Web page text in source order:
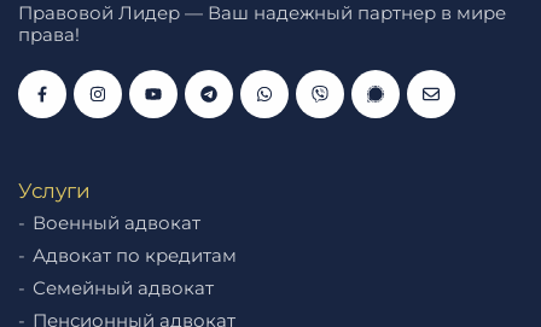
Правовой Лидер — Ваш надежный партнер в мире
права!
Услуги
Военный адвокат
Адвокат по кредитам
Семейный адвокат
Пенсионный адвокат